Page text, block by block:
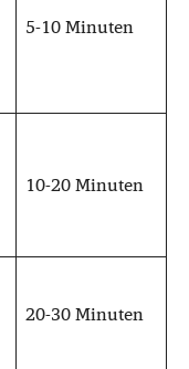
5-10 Minuten
10-20 Minuten
20-30 Minuten